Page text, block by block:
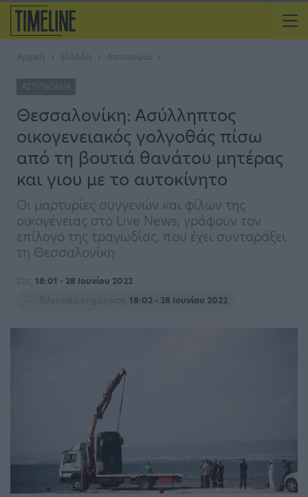
Αρχική Ελλάδα Αστυνομία
ΑΣΤΥΝΟΜΊΑ
Θεσσαλονίκη: Ασύλληπτος
οικογενειακός γολγοθάς πίσω
από τη βουτιά θανάτου μητέρας
και γιου με το αυτοκίνητο
Οι μαρτυρίες συγγενών και φίλων της
οικογένειας στο Live News, γράφουν τον
επίλογο της τραγωδίας, που έχει συνταράξει
τη Θεσσαλονίκη
Στις 18:01 - 28 Ιουνίου 2022
Τελευταία ενημέρωση
18:02 - 28 Ιουνίου 2022